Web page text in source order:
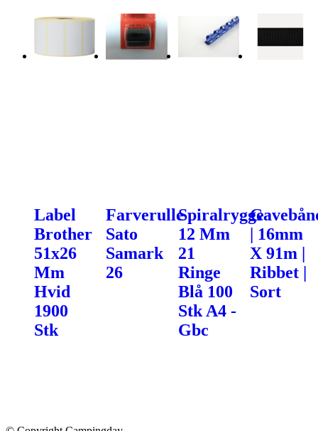
Label
Brother
51x26
Mm
Hvid
1900
Stk
Farverulle
Sato
Samark
26
Spiralrygge
12 Mm
21
Ringe
Blå 100
Stk A4 -
Gbc
| 16mm
X 91m |
Ribbet |
Sort